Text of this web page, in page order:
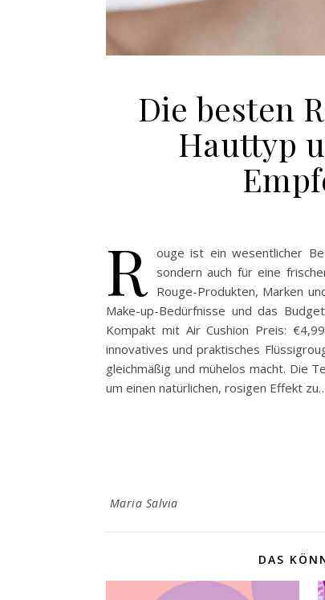
Die besten
Hauttyp
R ouge ist ein wesentlicher
sondern auch für eine
Rouge-Produkten, Marken
Make-up-Bedürfnisse und das
Kompakt mit Air Cushion Preis:
innovatives und praktisches
gleichmäßig und mühelos macht. Die
um einen natürlichen, rosigen Effekt
Maria Salvia
DAS